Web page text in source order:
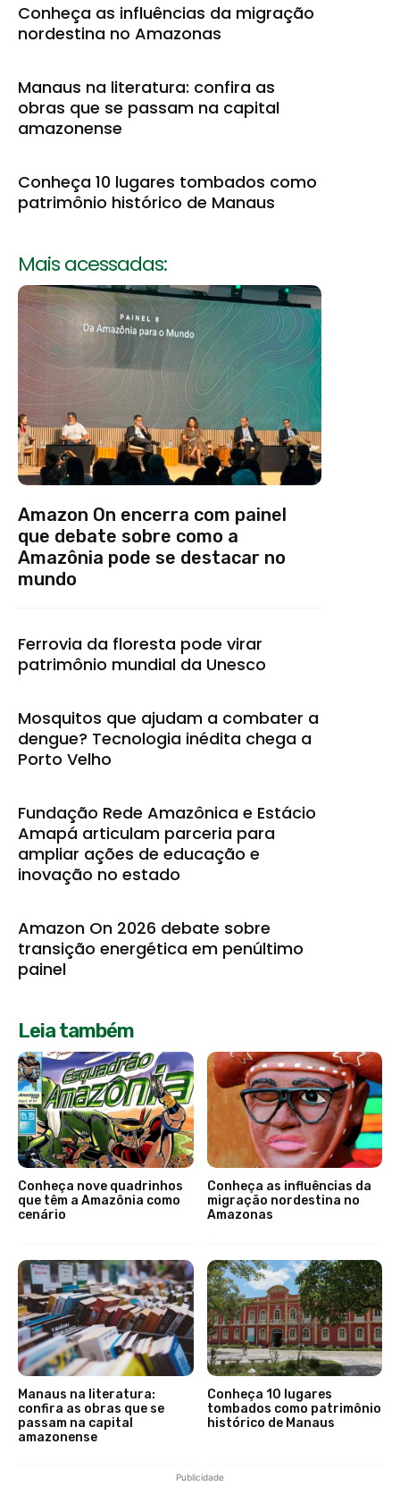
Conheça as influências da migração
nordestina no Amazonas
Manaus na literatura: confira as
obras que se passam na capital
amazonense
Conheça 10 lugares tombados como
patrimônio histórico de Manaus
Mais acessadas:
Amazon On encerra com painel
que debate sobre como a
Amazônia pode se destacar no
mundo
Ferrovia da floresta pode virar
patrimônio mundial da Unesco
Mosquitos que ajudam a combater a
dengue? Tecnologia inédita chega a
Porto Velho
Fundação Rede Amazônica e Estácio
Amapá articulam parceria para
ampliar ações de educação e
inovação no estado
Amazon On 2026 debate sobre
transição energética em penúltimo
painel
Leia também
Conheça nove quadrinhos
que têm a Amazônia como
cenário
Conheça as influências da
migração nordestina no
Amazonas
Manaus na literatura:
confira as obras que se
passam na capital
amazonense
Conheça 10 lugares
tombados como patrimônio
histórico de Manaus
Publicidade